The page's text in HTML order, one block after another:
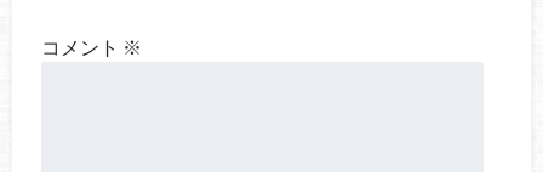
コメント ※